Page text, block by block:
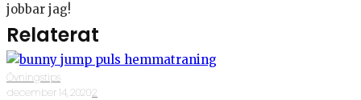
jobbar jag!
Relaterat
Övningstips
·december 14, 2020·2